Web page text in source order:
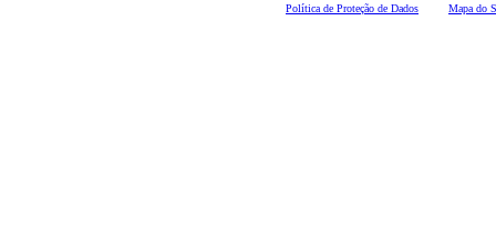
Política de Proteção de Dados Mapa do